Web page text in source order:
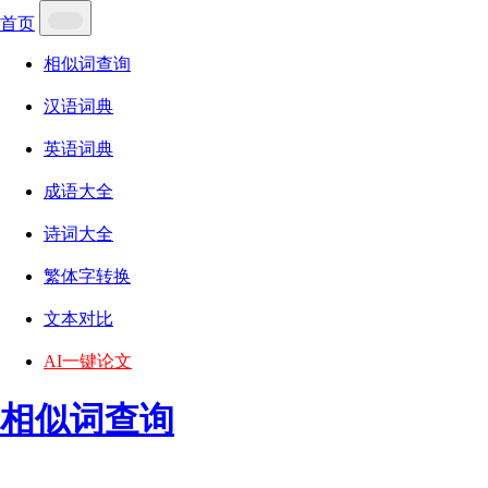
首页
相似词查询
汉语词典
英语词典
成语大全
诗词大全
繁体字转换
文本对比
AI一键论文
相似词查询